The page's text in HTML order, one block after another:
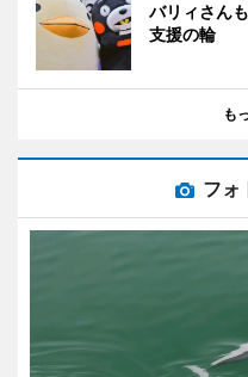
バリィさん
支援の輪
も
フォ